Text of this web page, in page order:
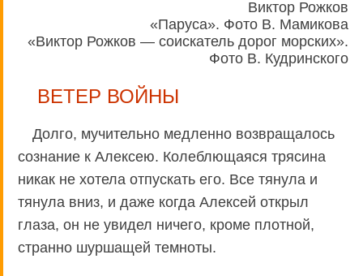
Виктор Рожков
«Паруса». Фото В. Мамикова
«Виктор Рожков — соискатель дорог морских».
Фото В. Кудринского
ВЕТЕР ВОЙНЫ
Долго, мучительно медленно возвращалось
сознание к Алексею. Колеблющаяся трясина
никак не хотела отпускать его. Все тянула и
тянула вниз, и даже когда Алексей открыл
глаза, он не увидел ничего, кроме плотной,
странно шуршащей темноты.